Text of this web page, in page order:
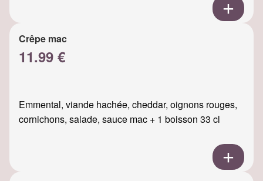
Crêpe mac
11.99 €
Emmental, viande hachée, cheddar, oignons rouges,
cornichons, salade, sauce mac + 1 boisson 33 cl